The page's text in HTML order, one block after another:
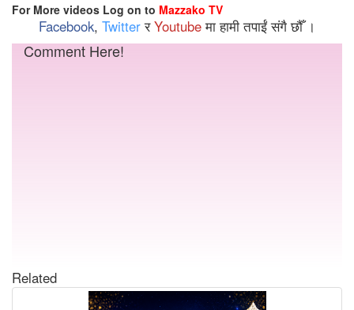
For More videos Log on to Mazzako TV
Facebook, TwitterरYoutubeमा हामी तपाईं संगै छौँ ।
Comment Here!
Related